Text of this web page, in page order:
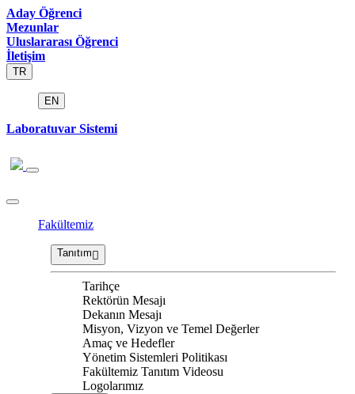
Aday Öğrenci
Mezunlar
Uluslararası Öğrenci
İletişim
TR
EN
Laboratuvar Sistemi
Fakültemiz
Tanıtım
Tarihçe
Rektörün Mesajı
Dekanın Mesajı
Misyon, Vizyon ve Temel Değerler
Amaç ve Hedefler
Yönetim Sistemleri Politikası
Fakültemiz Tanıtım Videosu
Logolarımız